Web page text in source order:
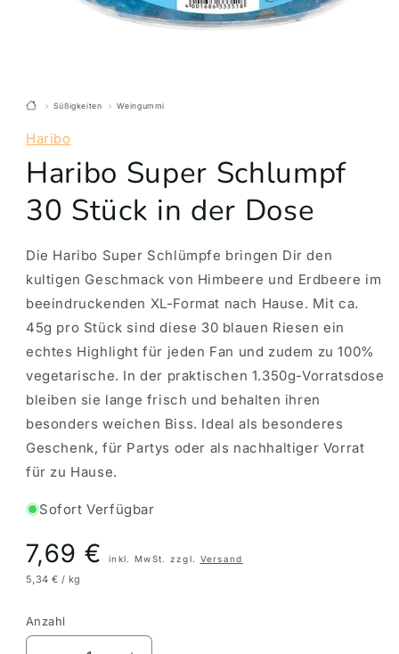
Süßigkeiten Weingummi
Haribo
Haribo Super Schlumpf
30 Stück in der Dose
Die Haribo Super Schlümpfe bringen Dir den
kultigen Geschmack von Himbeere und Erdbeere im
beeindruckenden XL-Format nach Hause. Mit ca.
45g pro Stück sind diese 30 blauen Riesen ein
echtes Highlight für jeden Fan und zudem zu 100%
vegetarische. In der praktischen 1.350g-Vorratsdose
bleiben sie lange frisch und behalten ihren
besonders weichen Biss. Ideal als besonderes
Geschenk, für Partys oder als nachhaltiger Vorrat
für zu Hause.
Sofort Verfügbar
Preis
7,69 €inkl. MwSt. zzgl. Versand
5,34 € / kg
Anzahl